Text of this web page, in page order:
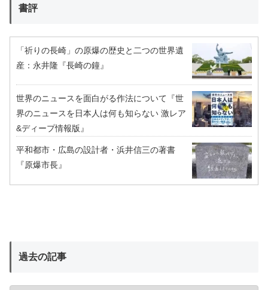
書評
「祈りの長崎」の原爆の歴史と二つの世界遺
産：永井隆『長崎の鐘』
世界のニュースを面白がる作法について『世
界のニュースを日本人は何も知らない 激レア
&ディープ情報版』
平和都市・広島の設計者・浜井信三の著書
『原爆市長』
過去の記事